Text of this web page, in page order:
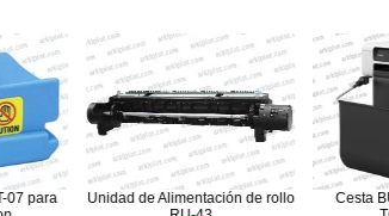
Unidad de Alimentación de rollo
Cesta BU-06 para